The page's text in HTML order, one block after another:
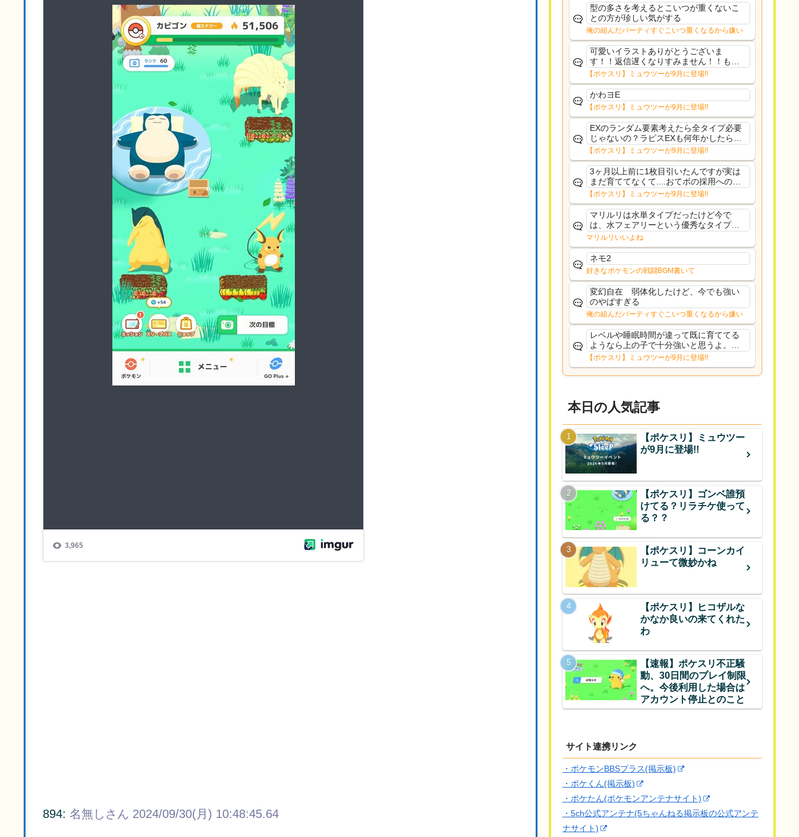
894: 名無しさん 2024/09/30(月) 10:48:45.64
た
型の多さを考えるとこいつが重くないこ
との方が珍しい気がする
俺の組んだパーティすぐこいつ重くなるから嫌い
可愛いイラストありがとうございま
す！！返信遅くなりすみません！！もう
少ししたら通常再開できます！
【ポケスリ】ミュウツーが9月に登場!!
かわヨE
【ポケスリ】ミュウツーが9月に登場!!
EXのランダム要素考えたら全タイプ必要
じゃないの？ラピスEXも何年かしたら来
るだろうし後から厳選したい育てたいっ
て思ってもどうにもならないのがこのゲ
ームだしな
【ポケスリ】ミュウツーが9月に登場!!
3ヶ月以上前に1枚目引いたんですが実は
まだ育ててなくて....おてボの採用への影
響は勉強になります。ありがとうござい
ますオイルはだいぶ強めのABBレントラ
ーいて芋の方が不安なんで1枚目にしよう
かなと思...
【ポケスリ】ミュウツーが9月に登場!!
マリルリは水単タイプだったけど今で
は、水フェアリーという優秀なタイプだ
な、後特性力持ちって見た目と全然違う
な
マリルリいいよね
ネモ2
好きなポケモンの戦闘BGM書いて
変幻自在 弱体化したけど、今でも強い
のやばすぎる
俺の組んだパーティすぐこいつ重くなるから嫌い
レベルや睡眠時間が違って既に育ててる
ようなら上の子で十分強いと思うよ。ヒ
ーラーであれば常駐適正高いからおてぼ
欲しいけど、イワパはカレー週かサラダ
週の補助がメインだし、金種入れてるな
【ポケスリ】ミュウツーが9月に登場!!
本日の人気記事
【ポケスリ】ミュウツー
が9月に登場!!
【ポケスリ】ゴンベ誰預
けてる？リラチケ使って
る？？
【ポケスリ】コーンカイ
リューて微妙かね
【ポケスリ】ヒコザルな
かなか良いの来てくれた
わ
【速報】ポケスリ不正騒
動、30日間のプレイ制限
へ。今後利用した場合は
アカウント停止とのこと
サイト連携リンク
・ポケモンBBSプラス(掲示板)
・ポケくん(掲示板)
・ポケたん(ポケモンアンテナサイト)
・5ch公式アンテナ(5ちゃんねる掲示板の公式アンテ
ナサイト)